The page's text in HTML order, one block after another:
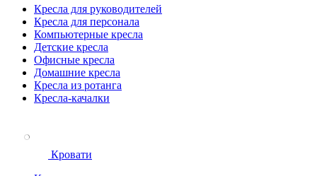
Кресла для руководителей
Кресла для персонала
Компьютерные кресла
Детские кресла
Офисные кресла
Домашние кресла
Кресла из ротанга
Кресла-качалки
Кровати